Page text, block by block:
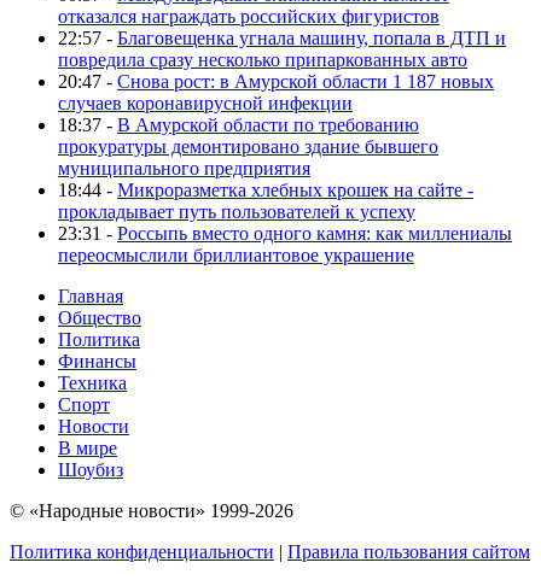
отказался награждать российских фигуристов
22:57 - Благовещенка угнала машину, попала в ДТП и
повредила сразу несколько припаркованных авто
20:47 - Снова рост: в Амурской области 1 187 новых
случаев коронавирусной инфекции
18:37 - В Амурской области по требованию
прокуратуры демонтировано здание бывшего
муниципального предприятия
18:44 - Микроразметка хлебных крошек на сайте -
прокладывает путь пользователей к успеху
23:31 - Россыпь вместо одного камня: как миллениалы
переосмыслили бриллиантовое украшение
Главная
Общество
Политика
Финансы
Техника
Спорт
Новости
В мире
Шоубиз
© «Народные новости» 1999-2026
Политика конфиденциальности | Правила пользования сайтом